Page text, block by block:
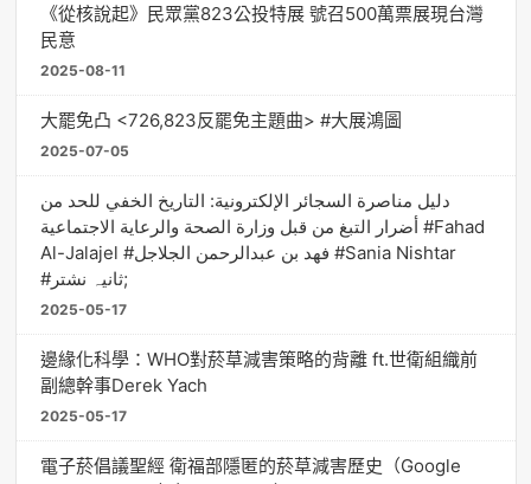
《從核說起》民眾黨823公投特展 號召500萬票展現台灣
民意
2025-08-11
大罷免凸 <726,823反罷免主題曲> #大展鴻圖
2025-07-05
دليل مناصرة السجائر الإلكترونية: التاريخ الخفي للحد من
أضرار التبغ من قبل وزارة الصحة والرعاية الاجتماعية #Fahad
Al-Jalajel #فهد بن عبدالرحمن الجلاجل #Sania Nishtar
#ثانیہ نشتر;
2025-05-17
邊緣化科學：WHO對菸草減害策略的背離 ft.世衛組織前
副總幹事Derek Yach
2025-05-17
電子菸倡議聖經 衛福部隱匿的菸草減害歷史（Google